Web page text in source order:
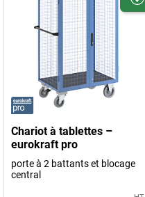
Chariot à tablettes –
eurokraft pro
porte à 2 battants et blocage
central